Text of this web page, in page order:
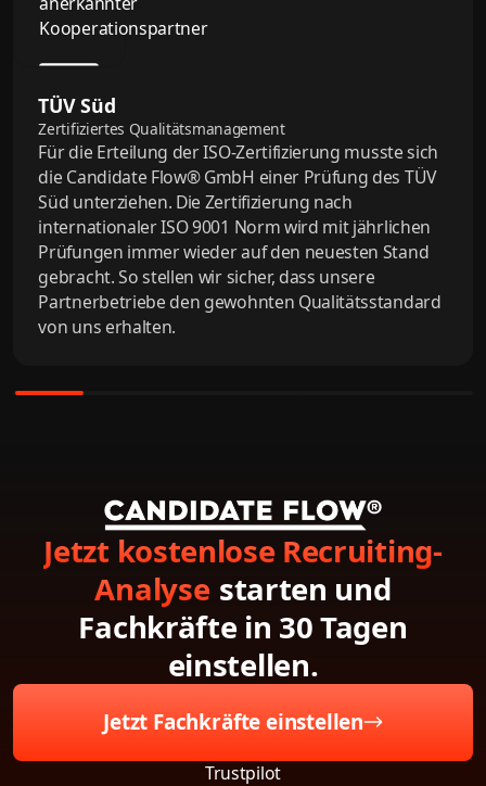
TÜV Süd
Zertifiziertes Qualitätsmanagement
Für die Erteilung der ISO-Zertifizierung musste sich
die Candidate Flow® GmbH einer Prüfung des TÜV
Süd unterziehen. Die Zertifizierung nach
internationaler ISO 9001 Norm wird mit jährlichen
Prüfungen immer wieder auf den neuesten Stand
gebracht. So stellen wir sicher, dass unsere
Partnerbetriebe den gewohnten Qualitätsstandard
von uns erhalten.
Jetzt kostenlose Recruiting-
Analyse starten und
Fachkräfte in 30 Tagen
einstellen.
Jetzt Fachkräfte einstellen
Trustpilot